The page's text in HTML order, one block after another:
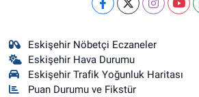
Eskişehir Nöbetçi Eczaneler
Eskişehir Hava Durumu
Eskişehir Trafik Yoğunluk Haritası
Puan Durumu ve Fikstür